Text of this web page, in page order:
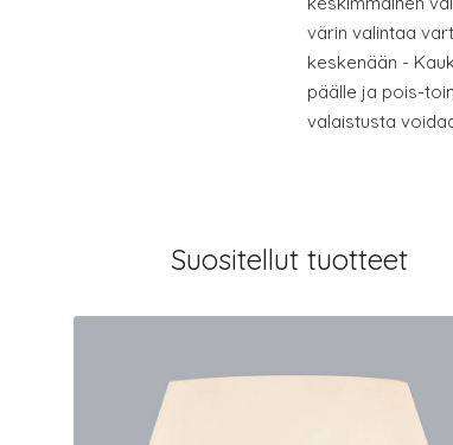
värin valintaa
keskenään -
päälle ja pois-
valaistusta
Suositellut tuotteet